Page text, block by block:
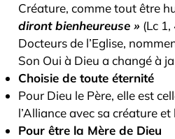
Créature, comme tout être
diront bienheureuse » (Lc
Docteurs de l’Eglise,
Son Oui à Dieu a changé à
Choisie de toute éternité
Pour Dieu le Père, elle est
l’Alliance avec sa créature
Pour être la Mère de Dieu